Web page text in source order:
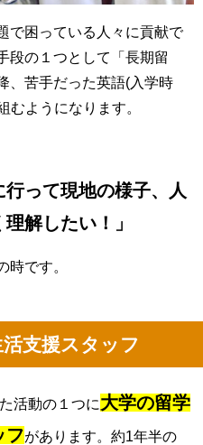
で困っている人々に貢献で
段の１つとして「長期留
、苦手だった英語(入学時
むようになります。
行って現地の様子、人
解したい！」
時です。
支援スタッフ
活動の１つに大学の留学
フがあります。約1年半の